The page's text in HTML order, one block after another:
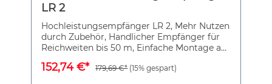
LR 2
Hochleistungsempfänger LR 2, Mehr Nutzen
durch Zubehör, Handlicher Empfänger für
Reichweiten bis 50 m, Einfache Montage an
Laserstrahlebene, optisch (Display und
152,74 €* 179,69 €* (15% gespart)